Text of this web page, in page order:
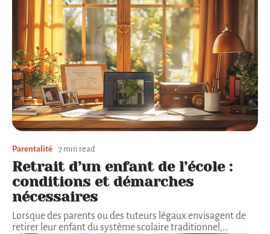
Parentalité 7 min read
Retrait d’un enfant de l’école :
conditions et démarches
nécessaires
Lorsque des parents ou des tuteurs légaux envisagent de
retirer leur enfant du système scolaire traditionnel,…